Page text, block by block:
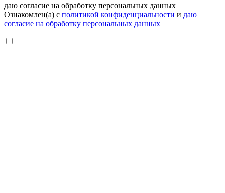
даю согласие на обработку персональных данных
Ознакомлен(а) с политикой конфиденциальности и даю
согласие на обработку персональных данных